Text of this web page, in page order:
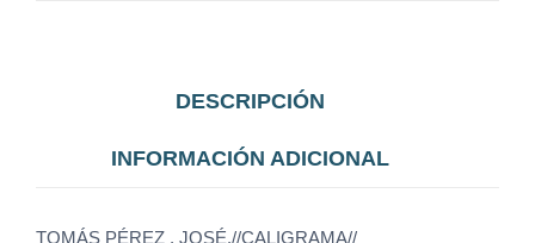
DESCRIPCIÓN
INFORMACIÓN ADICIONAL
TOMÁS PÉREZ , JOSÉ.//CALIGRAMA//